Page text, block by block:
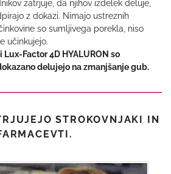
zatrjuje, da njihov izdelek deluje,
z dokazi. Nimajo ustreznih
so sumljivega porekla, niso
učinkujejo.
Factor 4D HYALURON so
delujejo na zmanjšanje gub.
STROKOVNJAKI IN